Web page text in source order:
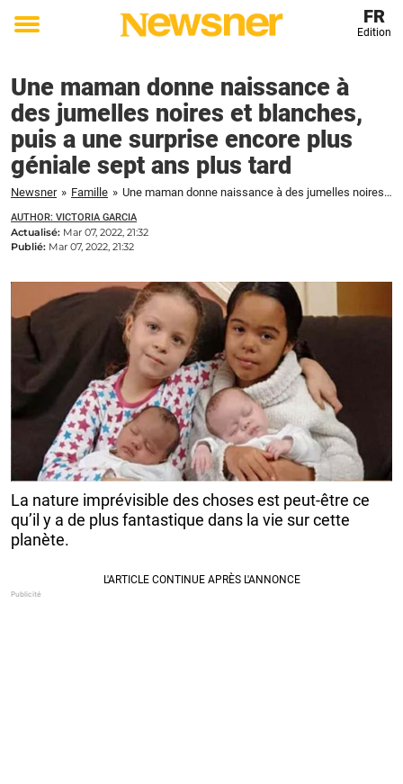
Toggle
FR
Edition
Une maman donne naissance à
des jumelles noires et blanches,
puis a une surprise encore plus
géniale sept ans plus tard
Newsner » Famille » Une maman donne naissance à des jumelles noires et blanches, puis a une surprise encore plus géniale sept ans plus tard
AUTHOR: VICTORIA GARCIA
Actualisé: Mar 07, 2022, 21:32
Publié: Mar 07, 2022, 21:32
La nature imprévisible des choses est peut-être ce
qu’il y a de plus fantastique dans la vie sur cette
planète.